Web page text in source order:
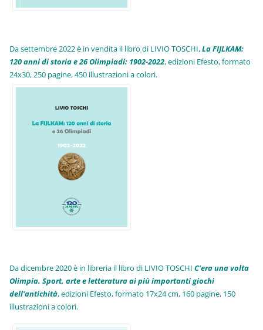
Da settembre 2022 è in vendita il libro di LIVIO TOSCHI,La FIJLKAM:
120 anni di storia e 26 Olimpiadi: 1902-2022, edizioni Efesto, formato
24x30, 250 pagine, 450 illustrazioni a colori.
Da dicembre 2020 è in libreria il libro di LIVIO TOSCHIC'era una volta
Olimpia. Sport, arte e letteratura ai più importanti giochi
dell'antichità,edizioni Efesto, formato 17x24 cm, 160 pagine, 150
illustrazioni a colori.